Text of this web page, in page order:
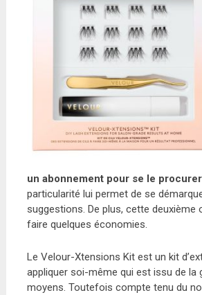
un abonnement pour se le procurer
particularité lui permet de se
suggestions. De plus, cette deuxième
faire quelques économies.
Le Velour-Xtensions Kit est un kit
appliquer soi-même qui est issu de la
moyens. Toutefois compte tenu du